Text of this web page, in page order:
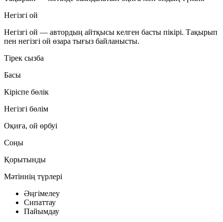
Негізгі ой
Негізгі ой — автордың айтқысы келген басты пікірі. Тақырып
пен негізгі ой өзара тығыз байланысты.
Тірек сызба
Басы
Кіріспе бөлік
Негізгі бөлім
Оқиға, ой өрбуі
Соңы
Қорытынды
Мәтіннің түрлері
Әңгімелеу
Сипаттау
Пайымдау